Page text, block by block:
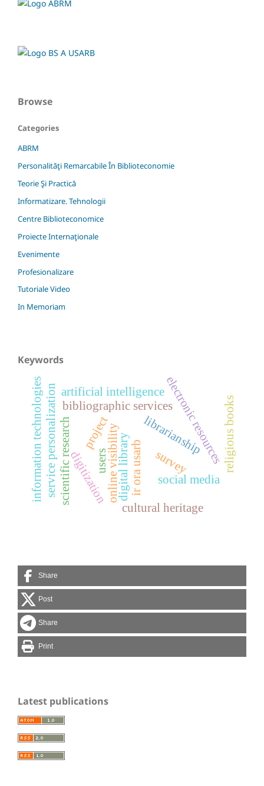
Browse
Categories
ABRM
Personalităţi Remarcabile În Biblioteconomie
Teorie Şi Practică
Informatizare. Tehnologii
Centre Biblioteconomice
Proiecte Internaţionale
Evenimente
Profesionalizare
Tutoriale Video
In Memoriam
Keywords
digital libraryir ora usarb
electronic resources
online visibility
bibliographic services
users
librarianship
artificial intelligence
survey
social media
scientific research
service personalization project
information technologies digitization
cultural heritage
religious books
Share
Post
Share
Print
Latest publications